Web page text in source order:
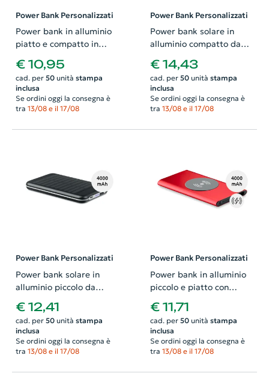
Power Bank Personalizzati
Power bank in alluminio
piatto e compatto in
diverse colorazioni da
8000mAh
€ 10,95
cad. per 50unità stampa
inclusa
Se ordini oggi la consegna è
tra 13/08 e il 17/08
Power Bank Personalizzati
Power bank solare in
alluminio compatto da
8000mAh in confezione
regalo
€ 14,43
cad. per 50unità stampa
inclusa
Se ordini oggi la consegna è
tra 13/08 e il 17/08
Power Bank Personalizzati
Power bank solare in
alluminio piccolo da
4000mAh
€ 12,41
cad. per 50unità stampa
inclusa
Se ordini oggi la consegna è
tra 13/08 e il 17/08
Power Bank Personalizzati
Power bank in alluminio
piccolo e piatto con
ricarica wireless e
conettore USB-C da
4000mAh
€ 11,71
cad. per 50unità stampa
inclusa
Se ordini oggi la consegna è
tra 13/08 e il 17/08